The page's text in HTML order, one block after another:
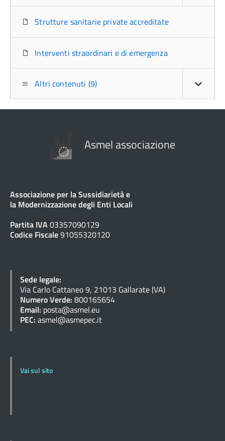
Strutture sanitarie private accreditate
Interventi straordinari e di emergenza
Altri contenuti (9)
Asmel associazione
Associazione per la Sussidiarietà e
la Modernizzazione degli Enti Locali
Partita IVA03357090129
Codice Fiscale91055320120
Sede legale:
Via Carlo Cattaneo 9, 21013 Gallarate (VA)
Numero Verde: 800165654
Email: posta@asmel.eu
PEC: asmel@asmepec.it
Vai sul sito